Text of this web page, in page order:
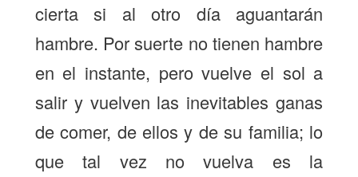
cierta si al otro día aguantarán
hambre. Por suerte no tienen hambre
en el instante, pero vuelve el sol a
salir y vuelven las inevitables ganas
de comer, de ellos y de su familia; lo
que tal vez no vuelva es la